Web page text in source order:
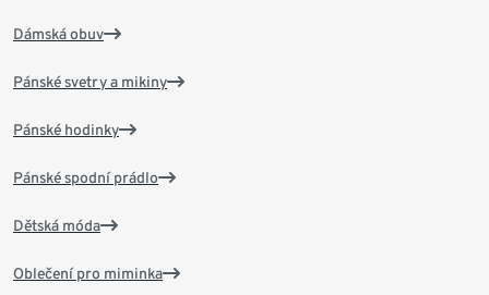
Dámská obuv
Pánské svetry a mikiny
Pánské hodinky
Pánské spodní prádlo
Dětská móda
Oblečení pro miminka